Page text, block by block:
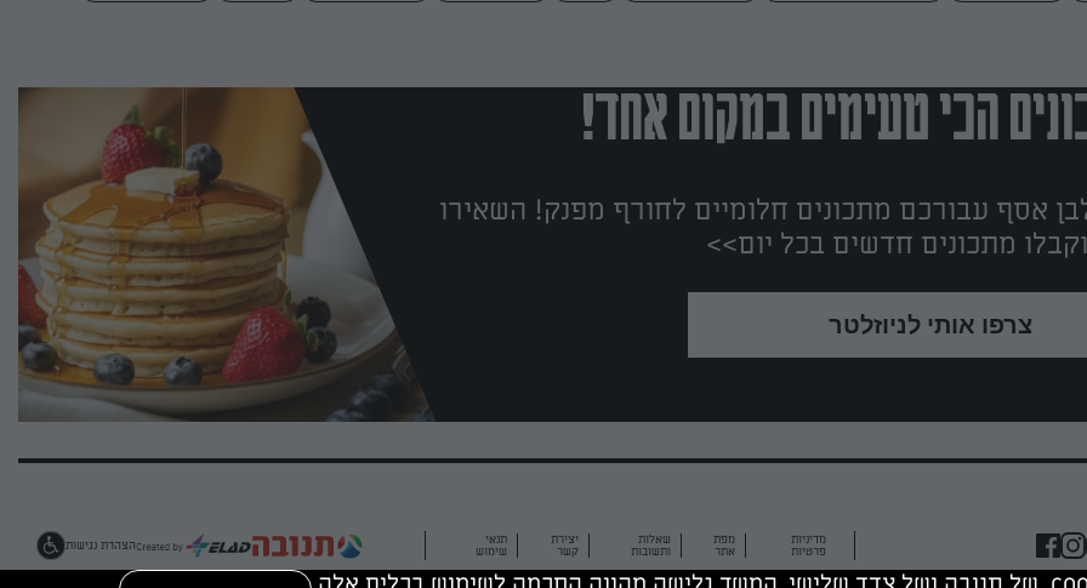
הכי טעימים במקום אחד!
אסף עבורכם מתכונים חלומיים לחורף מפנק! השאירו
מתכונים חדשים בכל יום>>
צרפו אותי לניוזלטר
מדיניות
פרטיות
מפת
אתר
שאלות
ותשובות
יצירת
קשר
תנאי
שימוש הצהרת נגישות